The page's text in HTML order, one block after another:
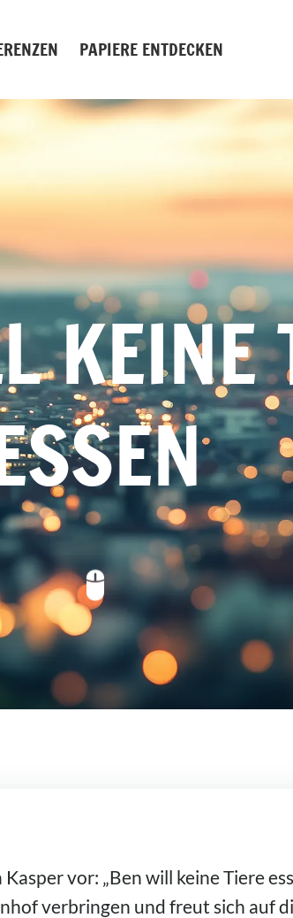
PAPIERE ENTDECKEN
KEINE
vor: „Ben will keine Tiere
verbringen und freut sich auf